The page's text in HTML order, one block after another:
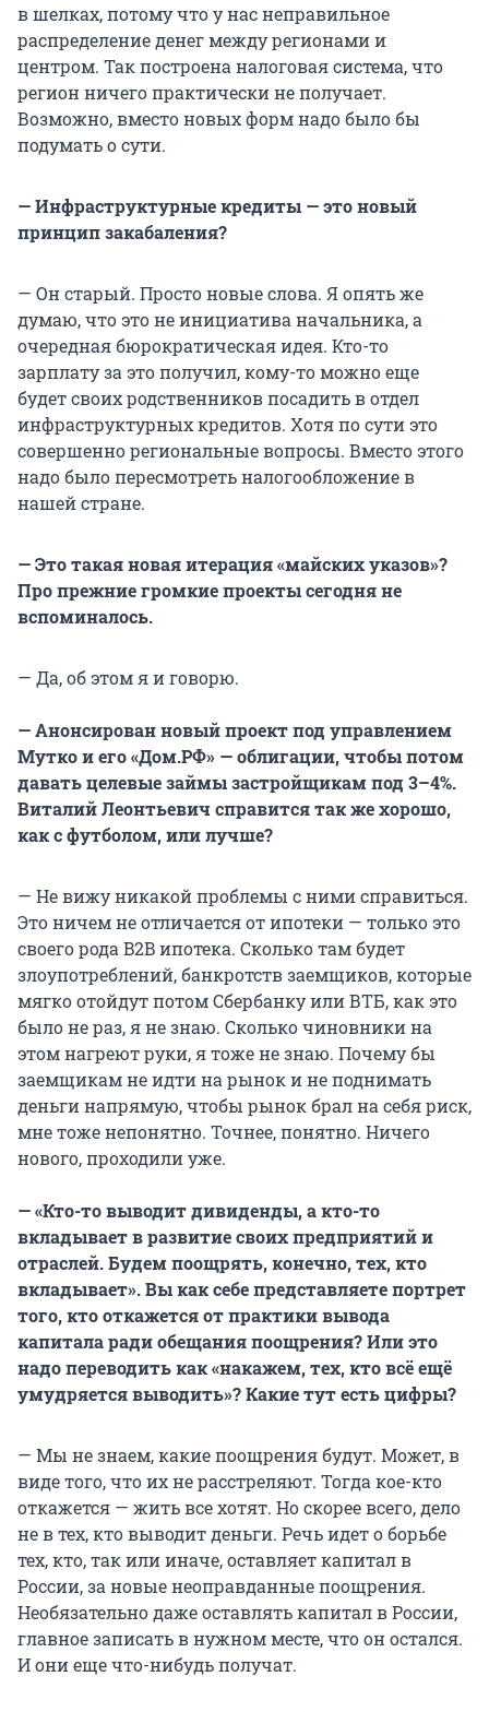
в шелках, потому что у нас неправильное
распределение денег между регионами и
центром. Так построена налоговая система, что
регион ничего практически не получает.
Возможно, вместо новых форм надо было бы
подумать о сути.
— Инфраструктурные кредиты — это новый
принцип закабаления?
— Он старый. Просто новые слова. Я опять же
думаю, что это не инициатива начальника, а
очередная бюрократическая идея. Кто-то
зарплату за это получил, кому-то можно еще
будет своих родственников посадить в отдел
инфраструктурных кредитов. Хотя по сути это
совершенно региональные вопросы. Вместо этого
надо было пересмотреть налогообложение в
нашей стране.
— Это такая новая итерация «майских указов»?
Про прежние громкие проекты сегодня не
вспоминалось.
— Да, об этом я и говорю.
— Анонсирован новый проект под управлением
Мутко и его «Дом.РФ» — облигации, чтобы потом
давать целевые займы застройщикам под 3–4%.
Виталий Леонтьевич справится так же хорошо,
как с футболом, или лучше?
— Не вижу никакой проблемы с ними справиться.
Это ничем не отличается от ипотеки — только это
своего рода B2B ипотека. Сколько там будет
злоупотреблений, банкротств заемщиков, которые
мягко отойдут потом Сбербанку или ВТБ, как это
было не раз, я не знаю. Сколько чиновники на
этом нагреют руки, я тоже не знаю. Почему бы
заемщикам не идти на рынок и не поднимать
деньги напрямую, чтобы рынок брал на себя риск,
мне тоже непонятно. Точнее, понятно. Ничего
нового, проходили уже.
—«Кто-то выводит дивиденды, а кто-то
вкладывает в развитие своих предприятий и
отраслей. Будем поощрять, конечно, тех, кто
вкладывает». Вы как себе представляете портрет
того, кто откажется от практики вывода
капитала ради обещания поощрения? Или это
надо переводить как «накажем, тех, кто всё ещё
умудряется выводить»? Какие тут есть цифры?
— Мы не знаем, какие поощрения будут. Может, в
виде того, что их не расстреляют. Тогда кое-кто
откажется — жить все хотят. Но скорее всего, дело
не в тех, кто выводит деньги. Речь идет о борьбе
тех, кто, так или иначе, оставляет капитал в
России, за новые неоправданные поощрения.
Необязательно даже оставлять капитал в России,
главное записать в нужном месте, что он остался.
И они еще что-нибудь получат.